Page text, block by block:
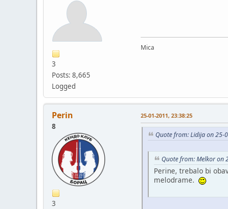
3
Posts: 8,665
Logged
Mica
Perin
8
3
25-01-2011, 23:38:25
Quote from: Lidija on 25-
Quote from: Melkor on
Perine, trebalo bi
melodrame.